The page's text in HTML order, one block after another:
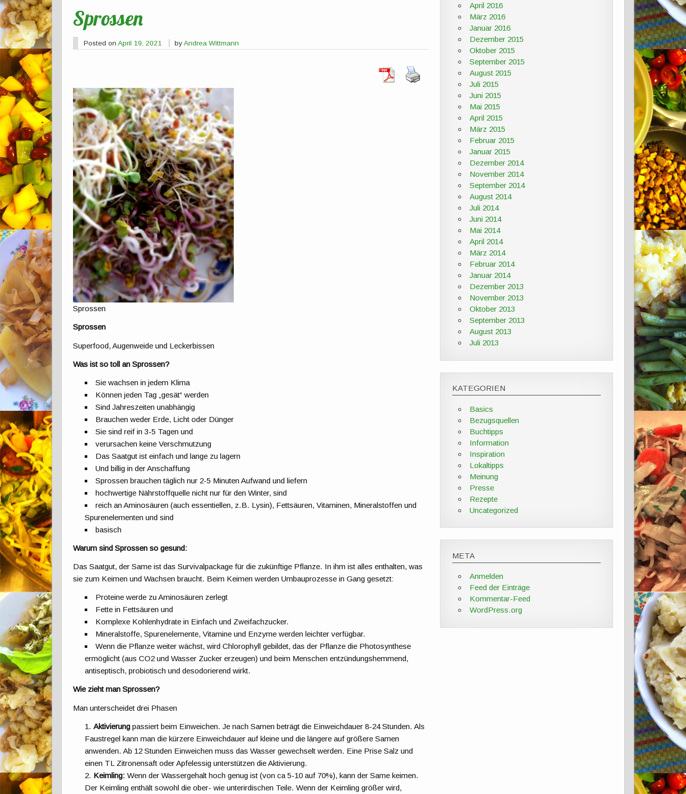
Sprossen
Posted on April 19, 2021 byAndrea Wittmann
Sprossen
Sprossen
Superfood, Augenweide und Leckerbissen
Was ist so toll an Sprossen?
Sie wachsen in jedem Klima
Können jeden Tag „gesät“ werden
Sind Jahreszeiten unabhängig
Brauchen weder Erde, Licht oder Dünger
Sie sind reif in 3-5 Tagen und
verursachen keine Verschmutzung
Das Saatgut ist einfach und lange zu lagern
Und billig in der Anschaffung
Sprossen brauchen täglich nur 2-5 Minuten Aufwand und liefern
hochwertige Nährstoffquelle nicht nur für den Winter, sind
reich an Aminosäuren (auch essentiellen, z.B. Lysin), Fettsäuren, Vitaminen, Mineralstoffen und
Spurenelementen und sind
basisch
Warum sind Sprossen so gesund:
Das Saatgut, der Same ist das Survivalpackage für die zukünftige Pflanze. In ihm ist alles enthalten, was
sie zum Keimen und Wachsen braucht. Beim Keimen werden Umbauprozesse in Gang gesetzt:
Proteine werde zu Aminosäuren zerlegt
Fette in Fettsäuren und
Komplexe Kohlenhydrate in Einfach und Zweifachzucker.
Mineralstoffe, Spurenelemente, Vitamine und Enzyme werden leichter verfügbar.
Wenn die Pflanze weiter wächst, wird Chlorophyll gebildet, das der Pflanze die Photosynthese
ermöglicht (aus CO2 und Wasser Zucker erzeugen) und beim Menschen entzündungshemmend,
antiseptisch, probiotisch und desodorierend wirkt.
Wie zieht man Sprossen?
Man unterscheidet drei Phasen
Aktivierungpassiert beim Einweichen. Je nach Samen beträgt die Einweichdauer 8-24 Stunden. Als
Faustregel kann man die kürzere Einweichdauer auf kleine und die längere auf größere Samen
anwenden. Ab 12 Stunden Einweichen muss das Wasser gewechselt werden. Eine Prise Salz und
einen TL Zitronensaft oder Apfelessig unterstützen die Aktivierung.
Keimling: Wenn der Wassergehalt hoch genug ist (von ca 5-10 auf 70%), kann der Same keimen.
Der Keimling enthält sowohl die ober- wie unterirdischen Teile. Wenn der Keimling größer wird,
April 2016
März 2016
Januar 2016
Dezember 2015
Oktober 2015
September 2015
August 2015
Juli 2015
Juni 2015
Mai 2015
April 2015
März 2015
Februar 2015
Januar 2015
Dezember 2014
November 2014
September 2014
August 2014
Juli 2014
Juni 2014
Mai 2014
April 2014
März 2014
Februar 2014
Januar 2014
Dezember 2013
November 2013
Oktober 2013
September 2013
August 2013
Juli 2013
KATEGORIEN
Basics
Bezugsquellen
Buchtipps
Information
Inspiration
Lokaltipps
Meinung
Presse
Rezepte
Uncategorized
META
Anmelden
Feed der Einträge
Kommentar-Feed
WordPress.org